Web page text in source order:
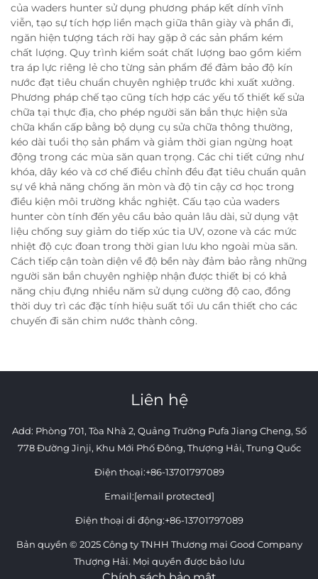
của waders hunter sử dụng phương pháp kết dính vĩnh
viễn, tạo sự tích hợp liền mạch giữa thân giày và phần đi,
ngăn hiện tượng tách rời hay gặp ở các sản phẩm kém
chất lượng. Quy trình kiểm soát chất lượng bao gồm kiểm
tra áp lực riêng lẻ cho từng sản phẩm để đảm bảo độ kín
nước đạt tiêu chuẩn chuyên nghiệp trước khi xuất xưởng.
Phương pháp chế tạo cũng tích hợp các yếu tố thiết kế sửa
chữa tại thực địa, cho phép người săn bắn thực hiện sửa
chữa khẩn cấp bằng bộ dụng cụ sửa chữa thông thường,
kéo dài tuổi thọ sản phẩm và giảm thời gian ngừng hoạt
động trong các mùa săn quan trọng. Các chi tiết cứng như
khóa, dây kéo và cơ chế điều chỉnh đều đạt tiêu chuẩn quân
sự về khả năng chống ăn mòn và độ tin cậy cơ học trong
điều kiện môi trường khắc nghiệt. Cấu tạo của waders
hunter còn tính đến yêu cầu bảo quản lâu dài, sử dụng vật
liệu chống suy giảm do tiếp xúc tia UV, ozone và các mức
nhiệt độ cực đoan trong thời gian lưu kho ngoài mùa săn.
Cách tiếp cận toàn diện về độ bền này đảm bảo rằng những
người săn bắn chuyên nghiệp nhận được thiết bị có khả
năng chịu đựng nhiều năm sử dụng cường độ cao, đồng
thời duy trì các đặc tính hiệu suất tối ưu cần thiết cho các
chuyến đi săn chim nước thành công.
Liên hệ
Add: Phòng 701, Tòa Nhà 2, Quảng Trường Pufa Jiang Cheng, Số
778 Đường Jinji, Khu Mới Phố Đông, Thượng Hải, Trung Quốc
Điện thoại:+86-13701797089
Email:[email protected]
Điện thoại di động:+86-13701797089
Bản quyền © 2025 Công ty TNHH Thương mại Good Company
Thượng Hải. Mọi quyền được bảo lưu